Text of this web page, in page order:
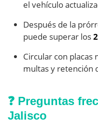
el vehículo
Después de la
puede superar los
Circular con placas
multas y retención
❓ Preguntas
Jalisco